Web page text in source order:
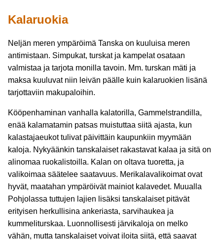
Kalaruokia
Neljän meren ympäröimä Tanska on kuuluisa meren
antimistaan. Simpukat, turskat ja kampelat osataan
valmistaa ja tarjota monilla tavoin. Mm. turskan mäti ja
maksa kuuluvat niin leivän päälle kuin kalaruokien lisänä
tarjottaviin makupaloihin.
Kööpenhaminan vanhalla kalatorilla, Gammelstrandilla,
enää kalamatamin patsas muistuttaa siitä ajasta, kun
kalastajaeukot tulivat päivittäin kaupunkiin myymään
kaloja. Nykyäänkin tanskalaiset rakastavat kalaa ja sitä on
alinomaa ruokalistoilla. Kalan on oltava tuoretta, ja
valikoimaa säätelee saatavuus. Merikalavalikoimat ovat
hyvät, maatahan ympäröivät mainiot kalavedet. Muualla
Pohjolassa tuttujen lajien lisäksi tanskalaiset pitävät
erityisen herkullisina ankeriasta, sarvihaukea ja
kummeliturskaa. Luonnollisesti järvikaloja on melko
vähän, mutta tanskalaiset voivat iloita siitä, että saavat